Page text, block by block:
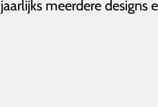
jaarlijks meerdere